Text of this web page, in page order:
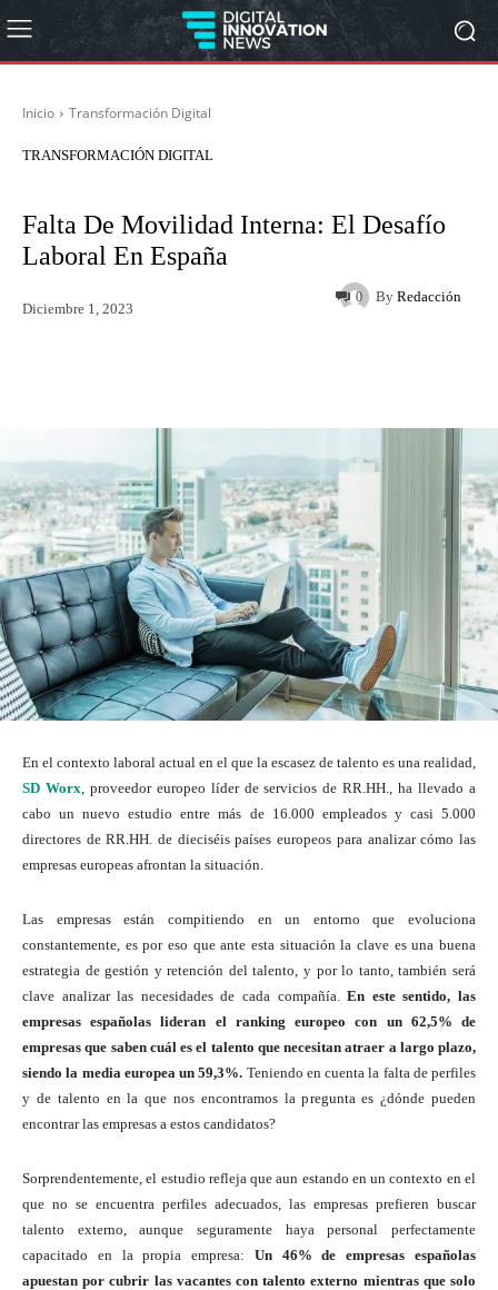
Inicio Transformación Digital
TRANSFORMACIÓN DIGITAL
Falta De Movilidad Interna: El Desafío
Laboral En España
By Redacción
Diciembre 1, 2023
0
En el contexto laboral actual en el que la escasez de talento es una realidad,
SD Worx , proveedor europeo líder de servicios de RR.HH., ha llevado a
cabo un nuevo estudio entre más de 16.000 empleados y casi 5.000
directores de RR.HH. de dieciséis países europeos para analizar cómo las
empresas europeas afrontan la situación.
Las empresas están compitiendo en un entorno que evoluciona
constantemente, es por eso que ante esta situación la clave es una buena
estrategia de gestión y retención del talento, y por lo tanto, también será
clave analizar las necesidades de cada compañía.En este sentido, las
empresas españolas lideran el ranking europeo con un 62,5% de
empresas que saben cuál es el talento que necesitan atraer a largo plazo,
siendo la media europea un 59,3%. Teniendo en cuenta la falta de perfiles
y de talento en la que nos encontramos la pregunta es ¿dónde pueden
encontrar las empresas a estos candidatos?
Sorprendentemente, el estudio refleja que aun estando en un contexto en el
que no se encuentra perfiles adecuados, las empresas prefieren buscar
talento externo, aunque seguramente haya personal perfectamente
capacitado en la propia empresa: Un 46% de empresas españolas
apuestan por cubrir las vacantes con talento externo mientras que solo